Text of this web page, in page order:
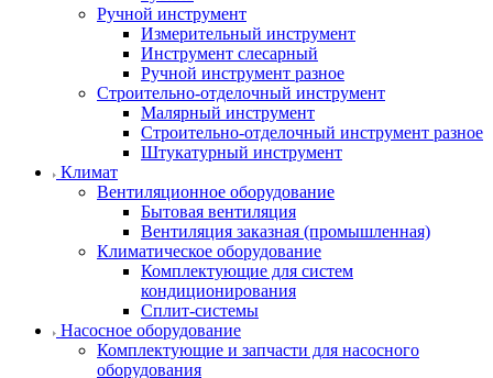
Ручной инструмент
Измерительный инструмент
Инструмент слесарный
Ручной инструмент разное
Строительно-отделочный инструмент
Малярный инструмент
Строительно-отделочный инструмент разное
Штукатурный инструмент
Климат
Вентиляционное оборудование
Бытовая вентиляция
Вентиляция заказная (промышленная)
Климатическое оборудование
Комплектующие для систем
кондиционирования
Сплит-системы
Насосное оборудование
Комплектующие и запчасти для насосного
оборудования